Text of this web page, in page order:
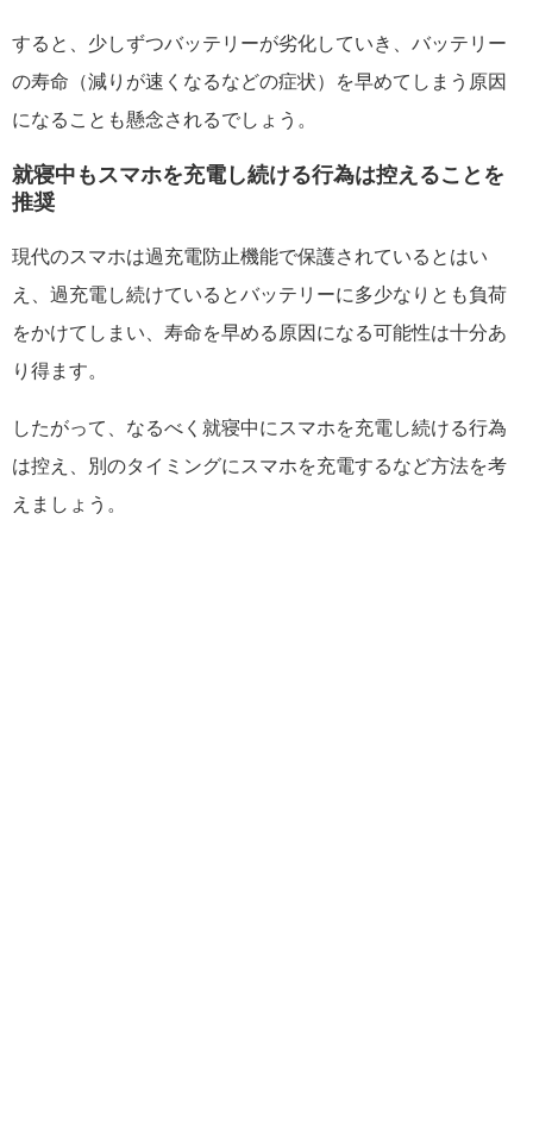
すると、少しずつバッテリーが劣化していき、バッテリー
の寿命（減りが速くなるなどの症状）を早めてしまう原因
になることも懸念されるでしょう。
就寝中もスマホを充電し続ける行為は控えることを
推奨
現代のスマホは過充電防止機能で保護されているとはい
え、過充電し続けているとバッテリーに多少なりとも負荷
をかけてしまい、寿命を早める原因になる可能性は十分あ
り得ます。
したがって、なるべく就寝中にスマホを充電し続ける行為
は控え、別のタイミングにスマホを充電するなど方法を考
えましょう。